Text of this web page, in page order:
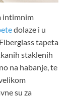
intimnim
dolaze i u
tapeta
staklenih
na habanje, te
su za